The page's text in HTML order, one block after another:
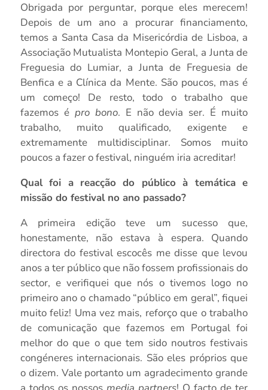
Obrigada por perguntar, porque eles merecem!
Depois de um ano a procurar financiamento,
temos a Santa Casa da Misericórdia de Lisboa, a
Associação Mutualista Montepio Geral, a Junta de
Freguesia do Lumiar, a Junta de Freguesia de
Benfica e a Clínica da Mente. São poucos, mas é
um começo! De resto, todo o trabalho que
fazemos é pro bono. E não devia ser. É muito
trabalho, muito qualificado, exigente e
extremamente multidisciplinar. Somos muito
poucos a fazer o festival, ninguém iria acreditar!
Qual foi a reacção do público à temática e
missão do festival no ano passado?
A primeira edição teve um sucesso que,
honestamente, não estava à espera. Quando
directora do festival escocês me disse que levou
anos a ter público que não fossem profissionais do
sector, e verifiquei que nós o tivemos logo no
primeiro ano o chamado “público em geral”, fiquei
muito feliz! Uma vez mais, reforço que o trabalho
de comunicação que fazemos em Portugal foi
melhor do que o que tem sido noutros festivais
congéneres internacionais. São eles próprios que
o dizem. Vale portanto um agradecimento grande